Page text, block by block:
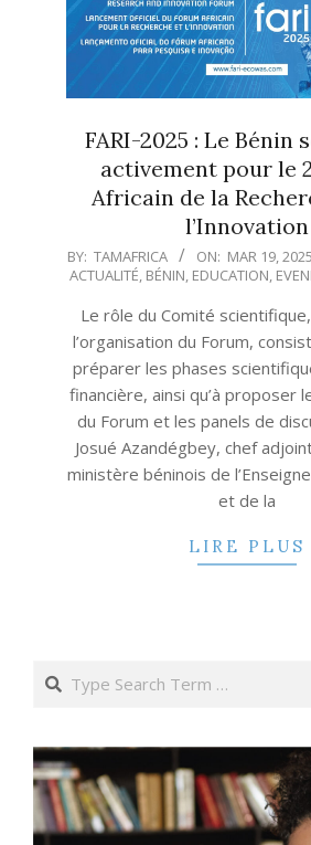
FARI-2025 : Le Bénin
activement pour le
Africain de la
l’Innovation
2025-
03-
19
BY: TAMAFRICA ON: MAR 19, 2025
ACTUALITÉ, BÉNIN, EDUCATION,
Le rôle du Comité
l’organisation du Forum,
préparer les phases
financière, ainsi qu’à proposer
du Forum et les panels de
Josué Azandégbey, chef
ministère béninois de
et de la
LIRE PLUS
Search